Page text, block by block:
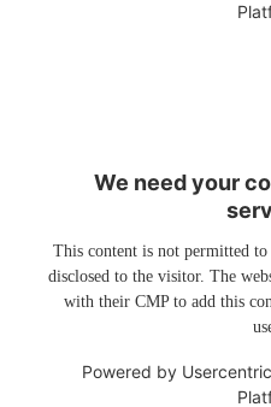
We need your
This content is not permitted
disclosed to the visitor. The
with their CMP to add this
Powered by